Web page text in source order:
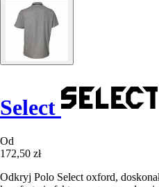
Select
Od
172,50 zł
Odkryj Polo Select oxford,